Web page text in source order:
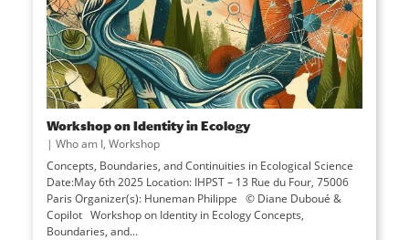
Workshop on Identity in Ecology
| Who am I, Workshop
Concepts, Boundaries, and Continuities in Ecological Science
Date:May 6th 2025 Location: IHPST – 13 Rue du Four, 75006
Paris Organizer(s): Huneman Philippe © Diane Duboué &
Copilot Workshop on Identity in Ecology Concepts,
Boundaries, and...